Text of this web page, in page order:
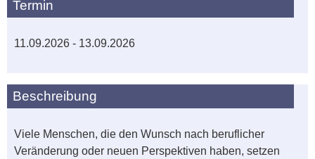
Termin
11.09.2026 - 13.09.2026
Beschreibung
Viele Menschen, die den Wunsch nach beruflicher
Veränderung oder neuen Perspektiven haben, setzen